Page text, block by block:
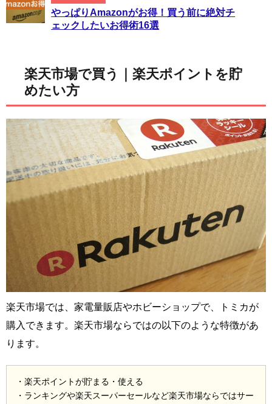
やっぱりAmazonがお得！買う前に絶対チ
ェックしたいお得術16選
楽天市場で買う｜楽天ポイントを貯
めたい方
楽天市場では、家電量販店やホビーショップで、トミカが
購入できます。楽天市場ならではの以下のような特徴があ
ります。
・楽天ポイントが貯まる・使える
・ランキングや楽天スーパーセールなど楽天市場ならではサー